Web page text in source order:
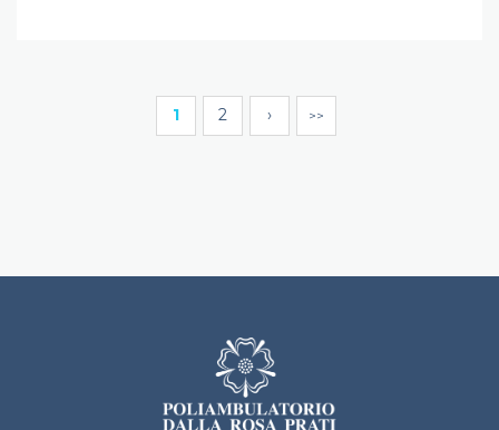
Current page
1 Page
2 Next page
› Last page
»